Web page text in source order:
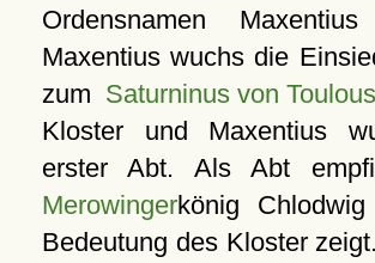
Ordensnamen
Maxentius wuchs die
zum Saturninus von
Kloster und Maxentius
erster Abt. Als Abt
Merowingerkönig
Bedeutung des Kloster